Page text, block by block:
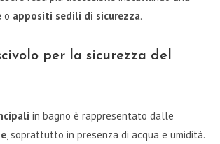
o appositi sedili di sicurezza.
per la sicurezza del
in bagno è rappresentato dalle
, soprattutto in presenza di acqua e umidità.